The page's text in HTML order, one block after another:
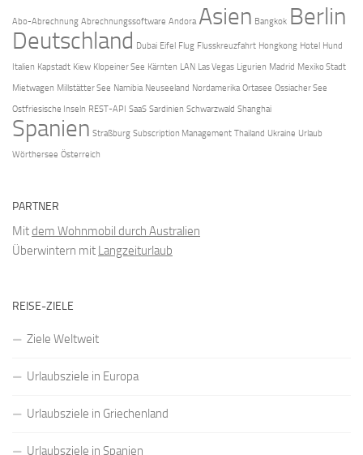
Abo-Abrechnung Abrechnungssoftware Andora Asien Bangkok Berlin
Deutschland Dubai Eifel Flug Flusskreuzfahrt Hongkong Hotel Hund
Italien Kapstadt Kiew Klopeiner See Kärnten LAN Las Vegas Ligurien Madrid Mexiko Stadt
Mietwagen Millstätter See Namibia Neuseeland Nordamerika Ortasee Ossiacher See
Ostfriesische Inseln REST-API SaaS Sardinien Schwarzwald Shanghai
Spanien Straßburg Subscription Management Thailand Ukraine Urlaub
Wörthersee Österreich
PARTNER
Mitdem Wohnmobil durch Australien
Überwintern mit Langzeiturlaub
REISE-ZIELE
Ziele Weltweit
Urlaubsziele in Europa
Urlaubsziele in Griechenland
Urlaubsziele in Spanien